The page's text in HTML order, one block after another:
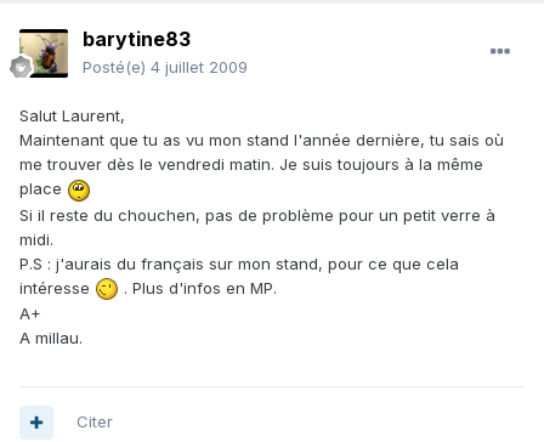
barytine83
Posté(e) 4 juillet 2009
Salut Laurent,
Maintenant que tu as vu mon stand l'année dernière, tu sais où
me trouver dès le vendredi matin. Je suis toujours à la même
place
Si il reste du chouchen, pas de problème pour un petit verre à
midi.
P.S : j'aurais du français sur mon stand, pour ce que cela
intéresse
. Plus d'infos en MP.
A+
A millau.
Citer